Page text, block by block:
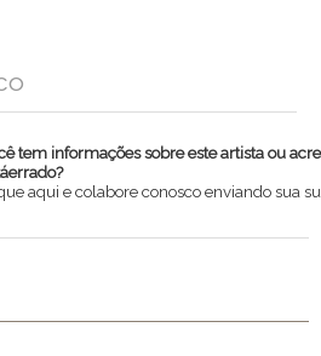
tem informações sobre este artista ou
aqui e colabore conosco enviando sua